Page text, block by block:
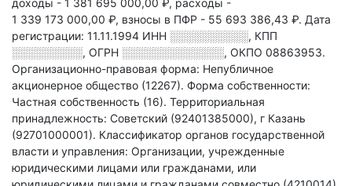
доходы - 1 381 695 000,00 ₽, расходы -
1 339 173 000,00 ₽, взносы в ПФР - 55 693 386,43 ₽. Дата
регистрации: 11.11.1994 ИНН ░░░░░░░░░░, КПП
░░░░░░░░░, ОГРН ░░░░░░░░░░░░░, ОКПО 08863953.
Организационно-правовая форма: Непубличное
акционерное общество (12267). Форма собственности:
Частная собственность (16). Территориальная
принадлежность: Советский (92401385000), г Казань
(92701000001). Классификатор органов государственной
власти и управления: Организации, учрежденные
юридическими лицами или гражданами, или